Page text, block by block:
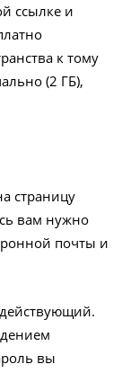
ссылке и
к тому
(2 ГБ),
страницу
вам нужно
почты и
вы